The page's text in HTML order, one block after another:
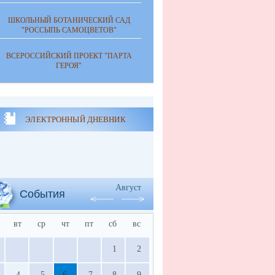
ШКОЛЬНЫЙ БОТАНИЧЕСКИЙ САД
"РОССЫПЬ САМОЦВЕТОВ"
ВСЕРОССИЙСКИЙ ПРОЕКТ "ПАРТА
ГЕРОЯ"
ЭЛЕКТРОННЫЙ ДНЕВНИК
События
Август
вт ср чт пт сб вс
1 2